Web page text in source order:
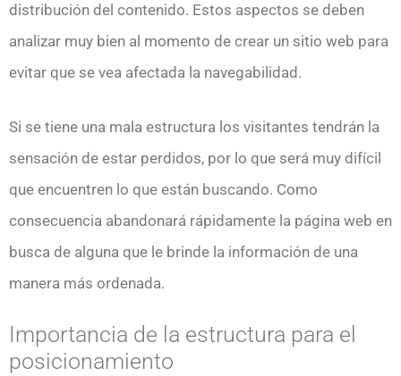
distribución del contenido. Estos aspectos se deben
analizar muy bien al momento de crear un sitio web para
evitar que se vea afectada la navegabilidad.
Si se tiene una mala estructura los visitantes tendrán la
sensación de estar perdidos, por lo que será muy difícil
que encuentren lo que están buscando. Como
consecuencia abandonará rápidamente la página web en
busca de alguna que le brinde la información de una
manera más ordenada.
Importancia de la estructura para el
posicionamiento